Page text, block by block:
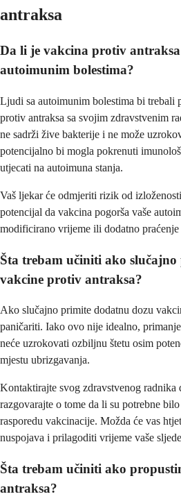
antraksa
Da li je vakcina protiv
autoimunim bolestima?
Ljudi sa autoimunim bolestima bi trebali
protiv antraksa sa svojim zdravstvenim
ne sadrži žive bakterije i ne može
potencijalno bi mogla pokrenuti
utjecati na autoimuna stanja.
Vaš ljekar će odmjeriti rizik od
potencijal da vakcina pogorša vaše
modificirano vrijeme ili dodatno
Šta trebam učiniti ako
vakcine protiv antraksa?
Ako slučajno primite dodatnu dozu
paničariti. Iako ovo nije idealno,
neće uzrokovati ozbiljnu štetu osim
mjestu ubrizgavanja.
Kontaktirajte svog zdravstvenog radnika
razgovarajte o tome da li su potrebne
rasporedu vakcinacije. Možda će vas
nuspojava i prilagoditi vrijeme vaše
Šta trebam učiniti ako
antraksa?